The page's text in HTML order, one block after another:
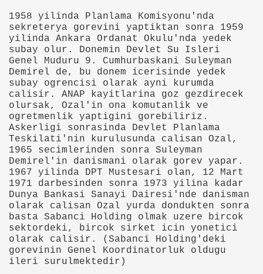
1958 yilinda Planlama Komisyonu'nda
sekreterya gorevini yaptiktan sonra 1959
yilinda Ankara Ordanat Okulu'nda yedek
subay olur. Donemin Devlet Su Isleri
Genel Muduru 9. Cumhurbaskani Suleyman
Demirel de, bu donem icerisinde yedek
subay ogrencisi olarak ayni kurumda
calisir. ANAP kayitlarina goz gezdirecek
olursak, Ozal'in ona komutanlik ve
ogretmenlik yaptigini gorebiliriz.
Askerligi sonrasinda Devlet Planlama
Teskilati'nin kurulusunda calisan Ozal,
1965 secimlerinden sonra Suleyman
Demirel'in danismani olarak gorev yapar.
1967 yilinda DPT Mustesari olan, 12 Mart
1971 darbesinden sonra 1973 yilina kadar
Dunya Bankasi Sanayi Dairesi'nde danisman
olarak calisan Ozal yurda dondukten sonra
basta Sabanci Holding olmak uzere bircok
sektordeki, bircok sirket icin yonetici
olarak calisir. (Sabanci Holding'deki
gorevinin Genel Koordinatorluk oldugu
ileri surulmektedir)
Avrupa'nın Dilinde
Öztürk Yakaladı
Kaldı
Öldü
Ortadan Kalkmış
birden “olmak” mümkün